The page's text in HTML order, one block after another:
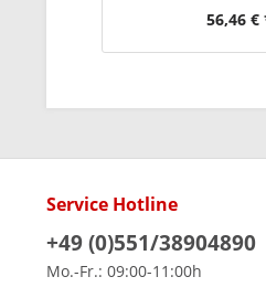
56,46 €
Service Hotline
+49 (0)551/38904890
Mo.-Fr.: 09:00-11:00h